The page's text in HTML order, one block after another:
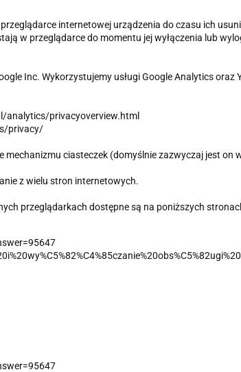
internetowej urządzenia do czasu ich
w przeglądarce do momentu jej wyłączenia lub
Inc. Wykorzystujemy usługi Google Analytics oraz
analytics/privacyoverview.html
privacy/
ciasteczek (domyślnie zazwyczaj jest
z wielu stron internetowych.
przeglądarkach dostępne są na poniższych